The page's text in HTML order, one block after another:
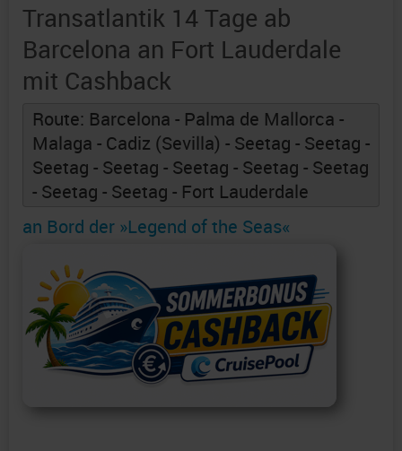
Transatlantik 14 Tage ab
Barcelona an Fort Lauderdale
mit Cashback
Route: Barcelona - Palma de Mallorca -
Malaga - Cadiz (Sevilla) - Seetag - Seetag -
Seetag - Seetag - Seetag - Seetag - Seetag
- Seetag - Seetag - Fort Lauderdale
an Bord der »Legend of the Seas«